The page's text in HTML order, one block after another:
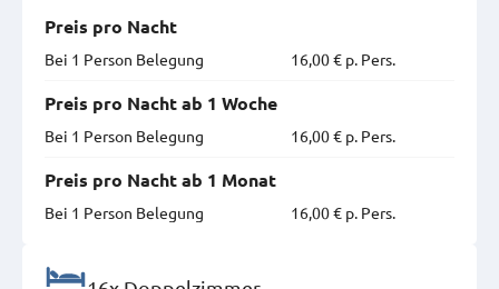
Preis pro Nacht
Bei 1 Person Belegung
16,00 € p. Pers.
Preis pro Nacht ab 1 Woche
Bei 1 Person Belegung
16,00 € p. Pers.
Preis pro Nacht ab 1 Monat
Bei 1 Person Belegung
16,00 € p. Pers.